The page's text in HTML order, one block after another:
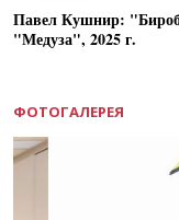
Павел Кушнир:
"Медуза", 2025 г.
ФОТОГАЛЕРЕЯ